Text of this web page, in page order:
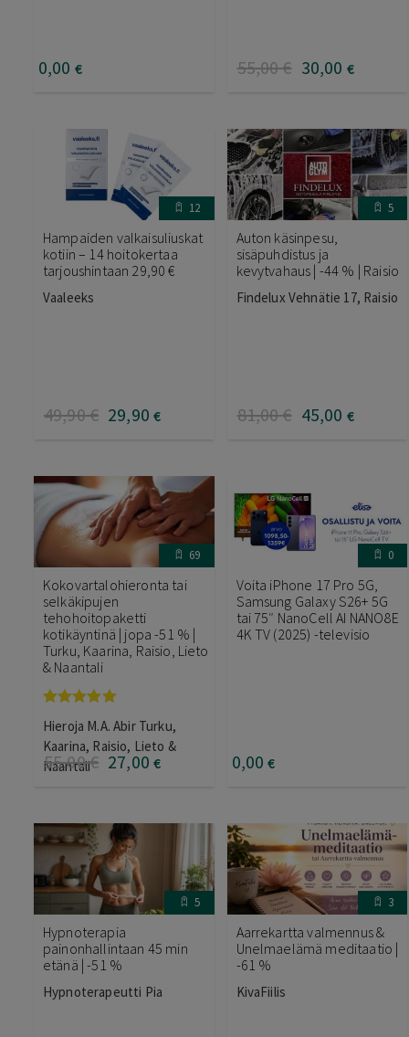
0,00 € 55,00€ 30,00 €
12
Hampaiden valkaisuliuskat
kotiin – 14 hoitokertaa
tarjoushintaan 29,90 €
Vaaleeks
49,90€ 29,90 €
5
Auton käsinpesu,
sisäpuhdistus ja
kevytvahaus | -44 % | Raisio
Findelux Vehnätie 17, Raisio
81,00€ 45,00 €
69
Kokovartalohieronta tai
selkäkipujen
tehohoitopaketti
kotikäyntinä | jopa -51 % |
Turku, Kaarina, Raisio, Lieto
& Naantali
tuotteesta:
5.00/ 5
Hieroja M.A. Abir Turku,
Kaarina, Raisio, Lieto &
Naantali
55,00€ 27,00 €
0
Voita iPhone 17 Pro 5G,
Samsung Galaxy S26+ 5G
tai 75″ NanoCell AI NANO8E
4K TV (2025) -televisio
0,00 €
5
Hypnoterapia
painonhallintaan 45 min
etänä | -51 %
Hypnoterapeutti Pia
3
Aarrekartta valmennus &
Unelmaelämä meditaatio |
-61 %
KivaFiilis